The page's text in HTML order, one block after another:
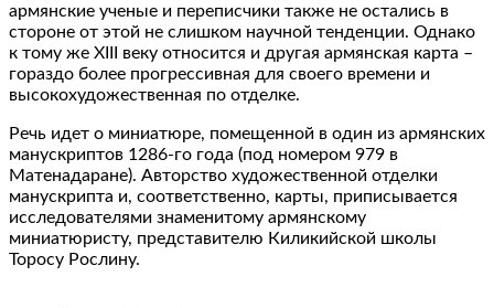
армянские ученые и переписчики также не остались в
стороне от этой не слишком научной тенденции. Однако
к тому же XIII веку относится и другая армянская карта –
гораздо более прогрессивная для своего времени и
высокохудожественная по отделке.
Речь идет о миниатюре, помещенной в один из армянских
манускриптов 1286-го года (под номером 979 в
Матенадаране). Авторство художественной отделки
манускрипта и, соответственно, карты, приписывается
исследователями знаменитому армянскому
миниатюристу, представителю Киликийской школы
Торосу Рослину.